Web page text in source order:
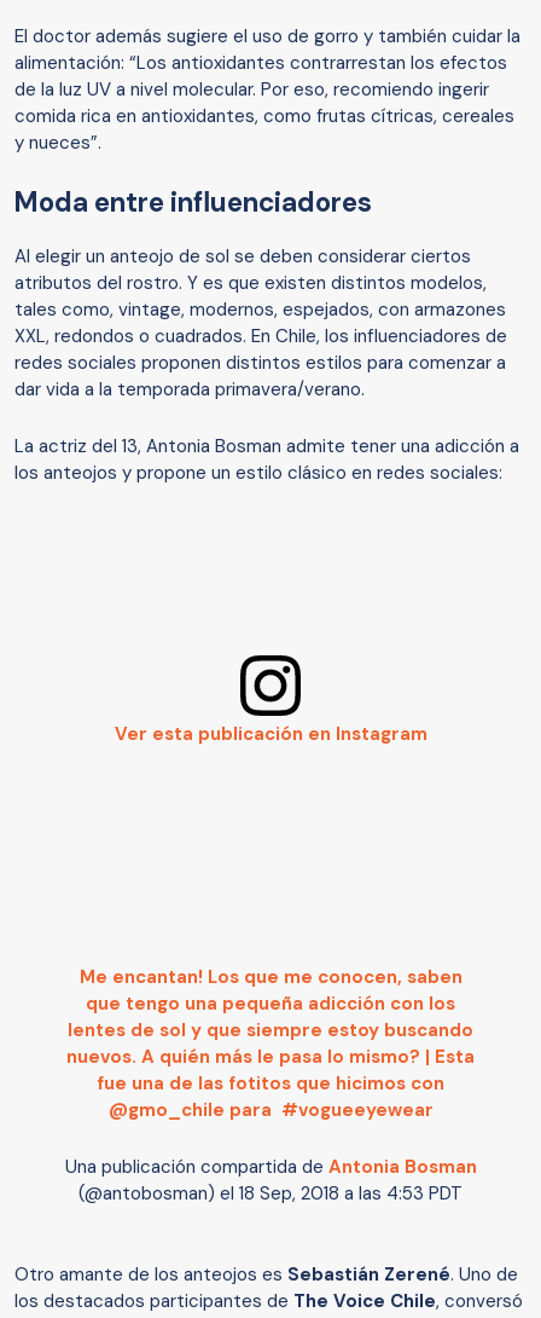
El doctor además sugiere el uso de gorro y también cuidar la
alimentación: “Los antioxidantes contrarrestan los efectos
de la luz UV a nivel molecular. Por eso, recomiendo ingerir
comida rica en antioxidantes, como frutas cítricas, cereales
y nueces”.
Moda entre influenciadores
Al elegir un anteojo de sol se deben considerar ciertos
atributos del rostro. Y es que existen distintos modelos,
tales como, vintage, modernos, espejados, con armazones
XXL, redondos o cuadrados. En Chile, los influenciadores de
redes sociales proponen distintos estilos para comenzar a
dar vida a la temporada primavera/verano.
La actriz del 13, Antonia Bosman admite tener una adicción a
los anteojos y propone un estilo clásico en redes sociales:
Ver esta publicación en Instagram
Me encantan! Los que me conocen, saben
que tengo una pequeña adicción con los
lentes de sol y que siempre estoy buscando
nuevos. A quién más le pasa lo mismo? | Esta
fue una de las fotitos que hicimos con
@gmo_chile para #vogueeyewear
Una publicación compartida de Antonia Bosman
(@antobosman) el 18 Sep, 2018 a las 4:53 PDT
Otro amante de los anteojos es Sebastián Zerené. Uno de
los destacados participantes de The Voice Chile, conversó